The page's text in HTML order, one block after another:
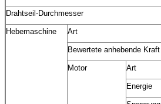
Drahtseil-Durchmesser
Hebemaschine Art
Bewertete anhebende Kraft
Motor Art
Energie